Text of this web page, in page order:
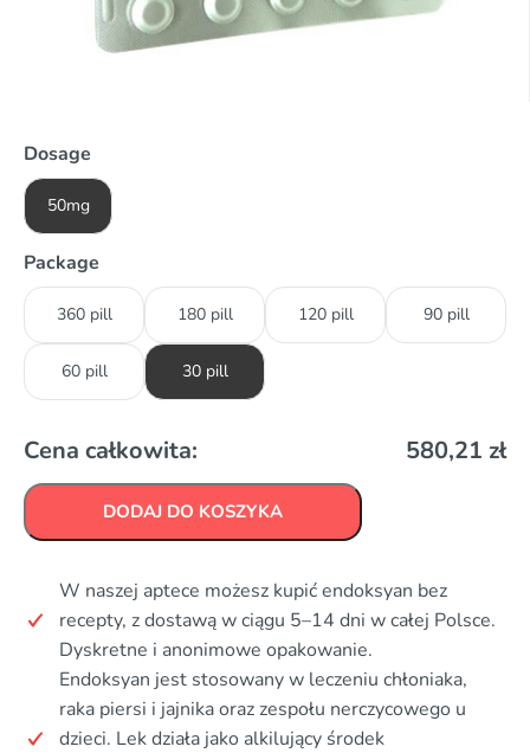
Dosage
50mg
Package
360 pill 180 pill 120 pill 90 pill
60 pill 30 pill
Cena całkowita: 580,21 zł
DODAJ DO KOSZYKA
W naszej aptece możesz kupić endoksyan bez
recepty, z dostawą w ciągu 5–14 dni w całej Polsce.
Dyskretne i anonimowe opakowanie.
Endoksyan jest stosowany w leczeniu chłoniaka,
raka piersi i jajnika oraz zespołu nerczycowego u
dzieci. Lek działa jako alkilujący środek